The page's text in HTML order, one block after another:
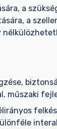
a
a